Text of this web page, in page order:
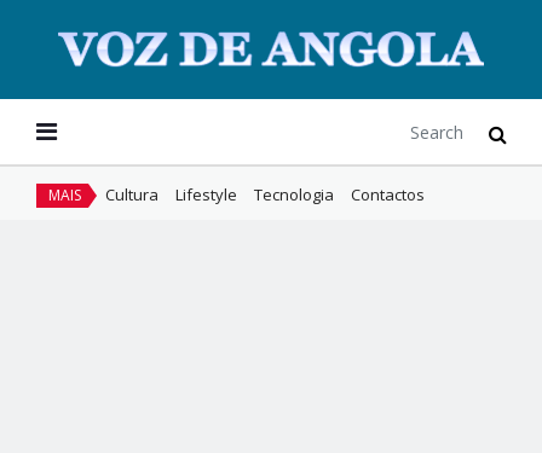
MAIS Cultura Lifestyle Tecnologia Contactos